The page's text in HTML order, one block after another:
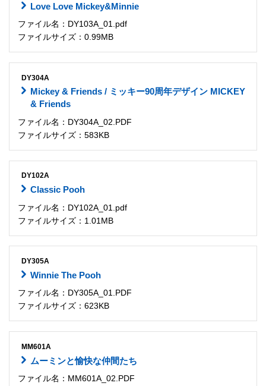
Love Love Mickey&Minnie
ファイル名：DY103A_01.pdf
ファイルサイズ：0.99MB
DY304A
Mickey & Friends / ミッキー90周年デザイン MICKEY
& Friends
ファイル名：DY304A_02.PDF
ファイルサイズ：583KB
DY102A
Classic Pooh
ファイル名：DY102A_01.pdf
ファイルサイズ：1.01MB
DY305A
Winnie The Pooh
ファイル名：DY305A_01.PDF
ファイルサイズ：623KB
MM601A
ムーミンと愉快な仲間たち
ファイル名：MM601A_02.PDF